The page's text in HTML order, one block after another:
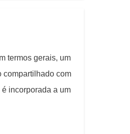
termos gerais, um
compartilhado com
incorporada a um